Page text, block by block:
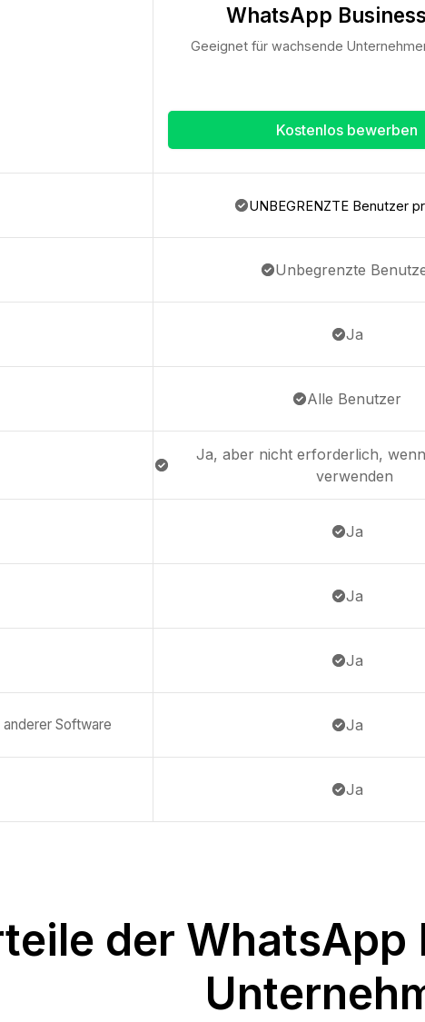
WhatsApp
Geeignet für wachsende
Kostenlos bewerben
UNBEGRENZTE Benutzer
Unbegrenzte
Ja
Alle Benutzer
Ja, aber nicht erforderlich,
verwenden
Ja
Ja
Ja
Software Ja
Ja
der WhatsApp